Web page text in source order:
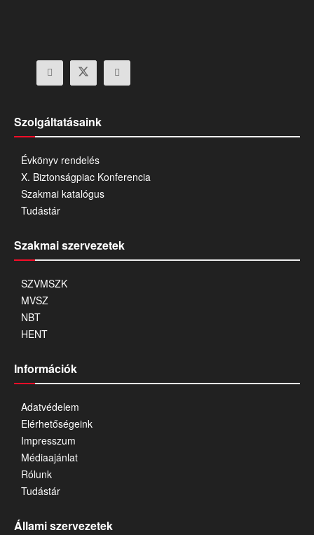
Szolgáltatásaink
Évkönyv rendelés
X. Biztonságpiac Konferencia
Szakmai katalógus
Tudástár
Szakmai szervezetek
SZVMSZK
MVSZ
NBT
HENT
Információk
Adatvédelem
Elérhetőségeink
Impresszum
Médiaajánlat
Rólunk
Tudástár
Állami szervezetek